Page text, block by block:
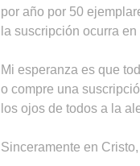
por año por 50
la suscripción ocurra
Mi esperanza es que
o compre una
los ojos de todos a la
Sinceramente en Cristo,